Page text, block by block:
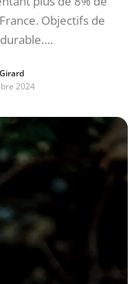
Objectifs de
2024